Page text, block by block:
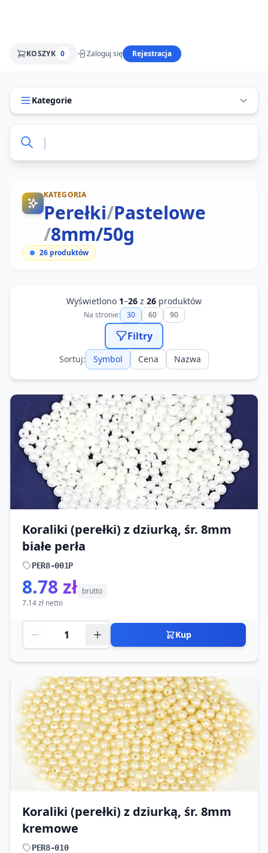
KOSZYK 0 Zaloguj się Rejestracja
Kategorie
KATEGORIA
Perełki/Pastelowe
/8mm/50g
26 produktów
Wyświetlono 1–26 z 26 produktów
Na stronie: 30 60 90
Filtry
Sortuj: Symbol Cena Nazwa
Koraliki (perełki) z dziurką, śr. 8mm
białe perła
PER8-001P
8.78 zł brutto
7.14 zł netto
Kup
Koraliki (perełki) z dziurką, śr. 8mm
kremowe
PER8-010